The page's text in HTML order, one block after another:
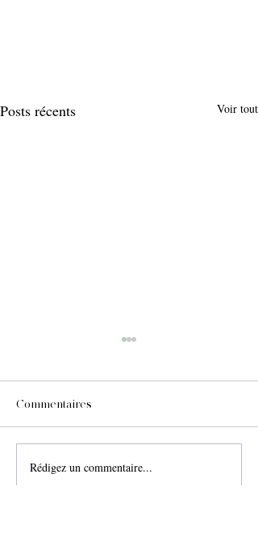
Posts récents Voir tout
Confiance
Commentaires
Rédigez un commentaire...